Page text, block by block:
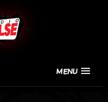
MENU